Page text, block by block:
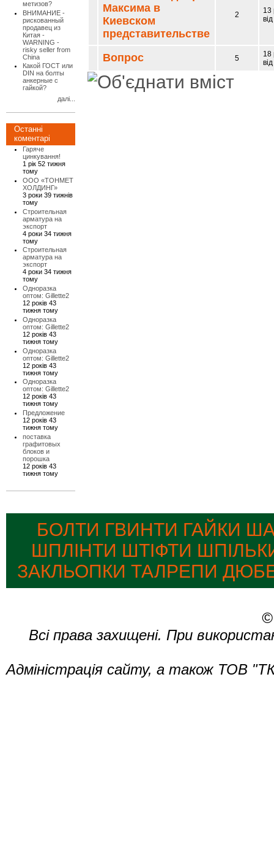
метизов?
ВНИМАНИЕ -
рискованный
продавец из
Китая -
WARNING -
risky seller from
China
Какой ГОСТ или
DIN на болты
анкерные с
гайкой?
далі...
Останні
коментарі
Гаряче
цинкування!
1 рік 52 тижня
тому
ООО «ТОНМЕТ
ХОЛДИНГ»
3 роки 39 тижнів
тому
Строительная
арматура на
экспорт
4 роки 34 тижня
тому
Строительная
арматура на
экспорт
4 роки 34 тижня
тому
Одноразка
оптом: Gillette2
12 років 43
тижня тому
Одноразка
оптом: Gillette2
12 років 43
тижня тому
Одноразка
оптом: Gillette2
12 років 43
тижня тому
Одноразка
оптом: Gillette2
12 років 43
тижня тому
Предложение
12 років 43
тижня тому
поставка
графитовых
блоков и
порошка
12 років 43
тижня тому
Максима в
Киевском
представительстве
2
13
Вопрос 5
18
БОЛТИ ГВИНТИ ГАЙКИ
ШПЛІНТИ ШТІФТИ
ЗАКЛЬОПКИ ТАЛРЕПИ
©
Всі права захищені. При
Адміністрація сайту, а також ТОВ